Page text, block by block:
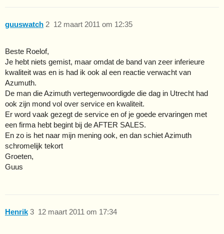
guuswatch 12 maart 2011 om 12:35
2
Beste Roelof,
Je hebt niets gemist, maar omdat de band van zeer inferieure
kwaliteit was en is had ik ook al een reactie verwacht van
Azumuth.
De man die Azimuth vertegenwoordigde die dag in Utrecht had
ook zijn mond vol over service en kwaliteit.
Er word vaak gezegt de service en of je goede ervaringen met
een firma hebt begint bij de AFTER SALES.
En zo is het naar mijn mening ook, en dan schiet Azimuth
schromelijk tekort
Groeten,
Guus
Henrik 12 maart 2011 om 17:34
3